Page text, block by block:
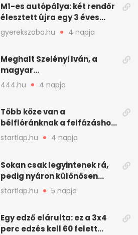
M1-es autópálya: két rendőr
élesztett újra egy 3 éves
kisfiút
gyerekszoba.hu 4 napja
Meghalt Szelényi Iván, a
magyar
társadalomtudomány
meghatározó alakja
444.hu 4 napja
Több köze van a
bélflóránknak a felfázáshoz,
mint hinnénk – Így védhetjük
nyáron a húgyutakat (x)
startlap.hu 4 napja
Sokan csak legyintenek rá,
pedig nyáron különösen
gyakran jelentkezik ez a
kellemetlen betegség
startlap.hu 5 napja
Egy edző elárulta: ez a 3x4
perc edzés kell 60 felett